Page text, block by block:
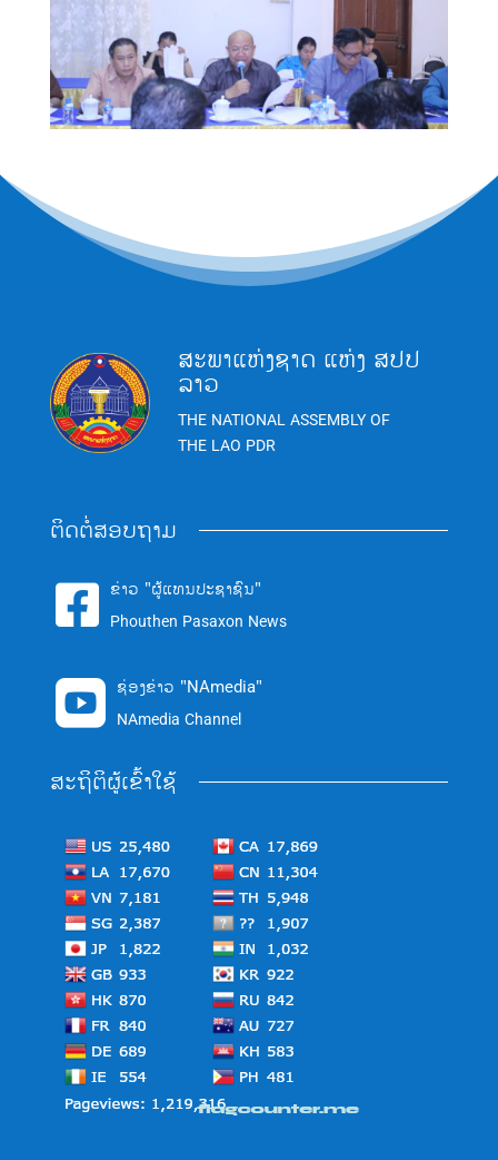
ສະພາແຫ່ງຊາດ ແຫ່ງ ສປປ
ລາວ
THE NATIONAL ASSEMBLY OF
THE LAO PDR
ຕິດຕໍ່ສອບຖາມ
 ຂ່າວ "ຜູ້ແທນປະຊາຊົນ"
Phouthen Pasaxon News
 ຊ່ອງຂ່າວ "NAmedia"
NAmedia Channel
ສະຖິຕິຜູ້ເຂົ້າໃຊ້